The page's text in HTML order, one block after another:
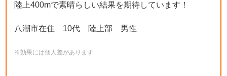
陸上400mで素晴らしい結果を期待しています！
八潮市在住 10代 陸上部 男性
※効果には個人差があります